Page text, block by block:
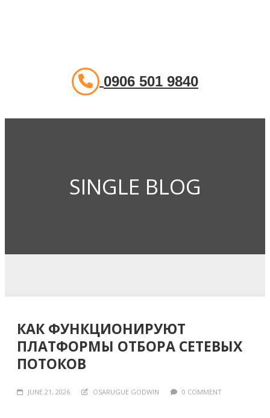
0906 501 9840
SINGLE BLOG
КАК ФУНКЦИОНИРУЮТ
ПЛАТФОРМЫ ОТБОРА СЕТЕВЫХ
ПОТОКОВ
JUNE 21, 2026 OSARUGUE GODWIN 0 COMMENT